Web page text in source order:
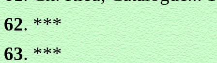
62. ***
63. ***